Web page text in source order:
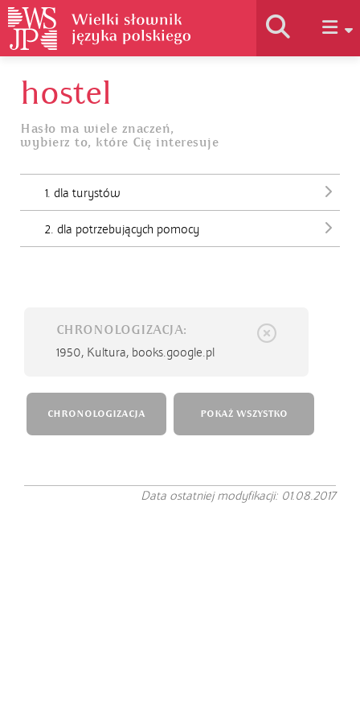
Jak korzystać
hostel
Hasło ma wiele znaczeń,
wybierz to, które Cię interesuje
1. dla turystów
2. dla potrzebujących pomocy
CHRONOLOGIZACJA:
1950, Kultura, books.google.pl
CHRONOLOGIZACJA POKAŻ WSZYSTKO
Data ostatniej modyfikacji: 01.08.2017